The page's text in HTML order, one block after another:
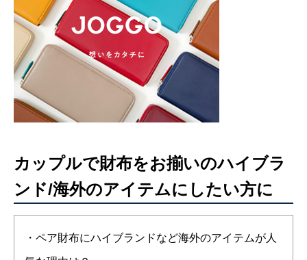
カップルで財布をお揃いのハイブラ
ンド/海外のアイテムにしたい方に
・ペア財布にハイブランドなど海外のアイテムが人